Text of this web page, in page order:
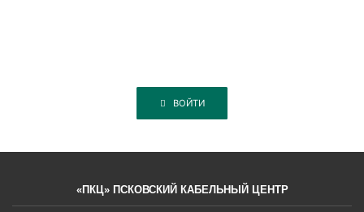
ВОЙТИ
«ПКЦ» ПСКОВСКИЙ КАБЕЛЬНЫЙ ЦЕНТР